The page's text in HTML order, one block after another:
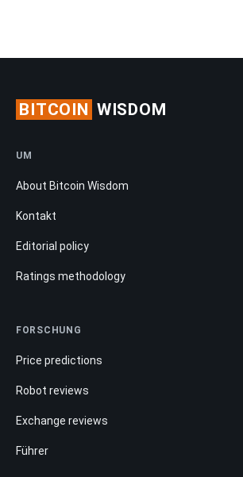
BITCOIN WISDOM
UM
About Bitcoin Wisdom
Kontakt
Editorial policy
Ratings methodology
FORSCHUNG
Price predictions
Robot reviews
Exchange reviews
Führer